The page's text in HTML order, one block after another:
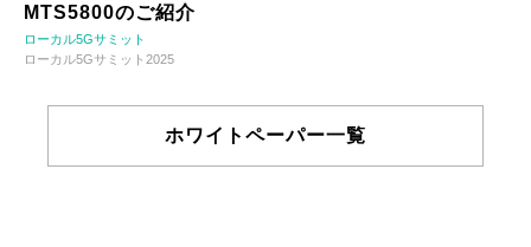
MTS5800のご紹介
ローカル5Gサミット
ローカル5Gサミット2025
ホワイトペーパー一覧